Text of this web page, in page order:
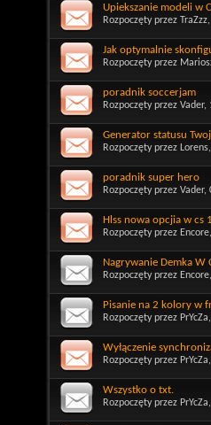
Upiekszanie modeli w
Rozpoczęty przez TraZzz
Jak optymalnie
Rozpoczęty przez
poradnik soccerjam
Rozpoczęty przez Vader,
Generator statusu
Rozpoczęty przez Lorens
poradnik super hero
Rozpoczęty przez Vader,
Hlss nowa opcjia w cs
Rozpoczęty przez Encore
Nagrywanie Demka W
Rozpoczęty przez Encore
Pisanie na 2 kolory w
Rozpoczęty przez PrYcZa
Wyłączenie
Rozpoczęty przez PrYcZa
Wszystko o txt.
Rozpoczęty przez PrYcZa